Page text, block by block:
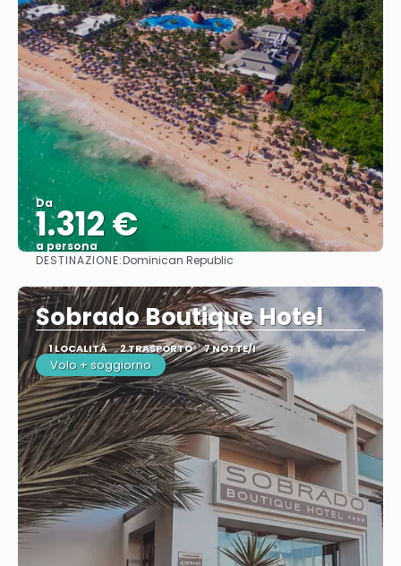
Da
1.312 €
a persona
Vedere
DESTINAZIONE:Dominican Republic
Sobrado Boutique Hotel
1 LOCALITÀ 2 TRASPORTO 7 NOTTE/I
Volo + soggiorno